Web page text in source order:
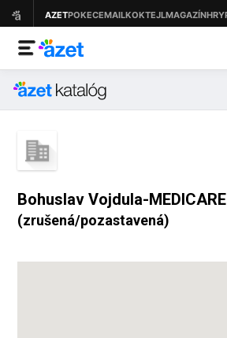
Bohuslav Vojdula-MEDICARE
(zrušená/pozastavená)